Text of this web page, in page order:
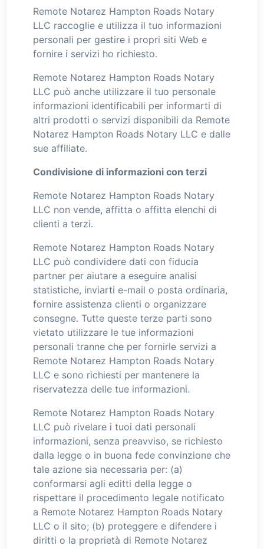
Remote Notarez Hampton Roads Notary
LLC raccoglie e utilizza il tuo informazioni
personali per gestire i propri siti Web e
fornire i servizi ho richiesto.
Remote Notarez Hampton Roads Notary
LLC può anche utilizzare il tuo personale
informazioni identificabili per informarti di
altri prodotti o servizi disponibili da Remote
Notarez Hampton Roads Notary LLC e dalle
sue affiliate.
Condivisione di informazioni con terzi
Remote Notarez Hampton Roads Notary
LLC non vende, affitta o affitta elenchi di
clienti a terzi.
Remote Notarez Hampton Roads Notary
LLC può condividere dati con fiducia
partner per aiutare a eseguire analisi
statistiche, inviarti e-mail o posta ordinaria,
fornire assistenza clienti o organizzare
consegne. Tutte queste terze parti sono
vietato utilizzare le tue informazioni
personali tranne che per fornirle servizi a
Remote Notarez Hampton Roads Notary
LLC e sono richiesti per mantenere la
riservatezza delle tue informazioni.
Remote Notarez Hampton Roads Notary
LLC può rivelare i tuoi dati personali
informazioni, senza preavviso, se richiesto
dalla legge o in buona fede convinzione che
tale azione sia necessaria per: (a)
conformarsi agli editti della legge o
rispettare il procedimento legale notificato
a Remote Notarez Hampton Roads Notary
LLC o il sito; (b) proteggere e difendere i
diritti o la proprietà di Remote Notarez